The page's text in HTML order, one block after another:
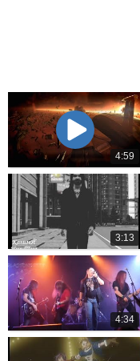
4:59
3:13
4:34